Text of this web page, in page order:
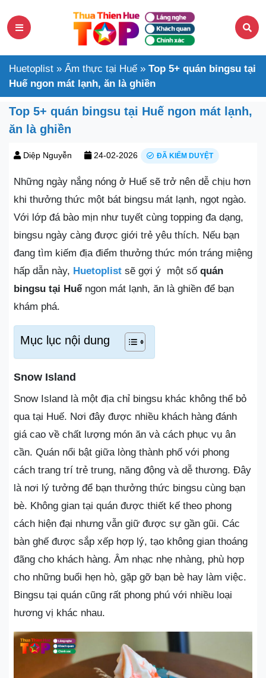
Huetoplist » Ẩm thực tại Huế » Top 5+ quán bingsu tại
Huế ngon mát lạnh, ăn là ghiền
Top 5+ quán bingsu tại Huế ngon mát lạnh,
ăn là ghiền
Diệp Nguyễn 24-02-2026 ĐÃ KIỂM DUYỆT
Những ngày nắng nóng ở Huế sẽ trở nên dễ chịu hơn
khi thưởng thức một bát bingsu mát lạnh, ngọt ngào.
Với lớp đá bào mịn như tuyết cùng topping đa dạng,
bingsu ngày càng được giới trẻ yêu thích. Nếu bạn
đang tìm kiếm địa điểm thưởng thức món tráng miệng
hấp dẫn này, Huetoplist sẽ gợi ý một số quán
bingsu tại Huếngon mát lạnh, ăn là ghiền để bạn
khám phá.
Mục lục nội dung
Snow Island
Snow Island là một địa chỉ bingsu khác không thể bỏ
qua tại Huế. Nơi đây được nhiều khách hàng đánh
giá cao về chất lượng món ăn và cách phục vụ ân
cần. Quán nổi bật giữa lòng thành phố với phong
cách trang trí trẻ trung, năng động và dễ thương. Đây
là nơi lý tưởng để bạn thưởng thức bingsu cùng bạn
bè. Không gian tại quán được thiết kế theo phong
cách hiện đại nhưng vẫn giữ được sự gần gũi. Các
bàn ghế được sắp xếp hợp lý, tạo không gian thoáng
đãng cho khách hàng. Âm nhạc nhẹ nhàng, phù hợp
cho những buổi hẹn hò, gặp gỡ bạn bè hay làm việc.
Bingsu tại quán cũng rất phong phú với nhiều loại
hương vị khác nhau.